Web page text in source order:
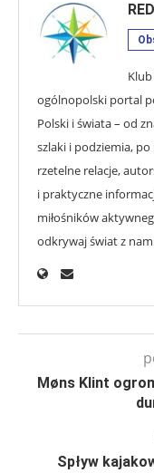
ogólnopolski portal
Polski i świata – od
szlaki i podziemia,
rzetelne relacje,
i praktyczne
miłośników
odkrywaj świat z
Møns Klint
Spływ